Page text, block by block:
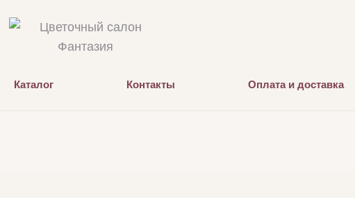
Каталог Контакты Оплата и доставка